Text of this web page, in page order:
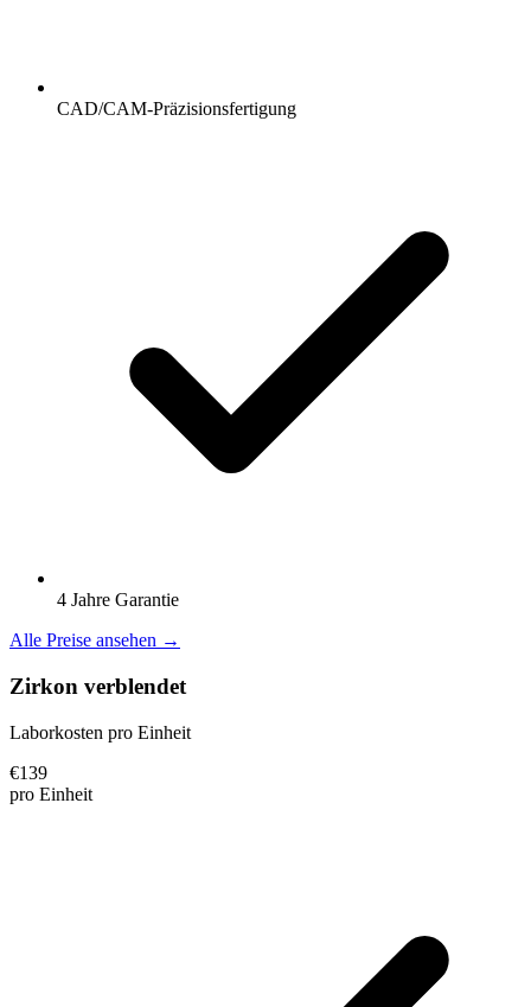
CAD/CAM-Präzisionsfertigung
4 Jahre Garantie
Alle Preise ansehen →
Zirkon verblendet
Laborkosten pro Einheit
€139
pro Einheit